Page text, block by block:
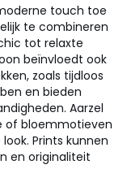
touch toe
te combineren
tot relaxte
beïnvloedt ook
zoals tijdloos
en bieden
Aarzel
of bloemmotieven
Prints kunnen
en originaliteit